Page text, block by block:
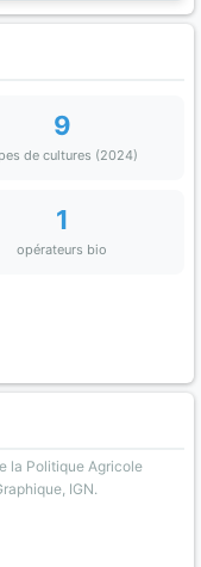
9
de cultures (2024)
1
opérateurs bio
la Politique Agricole
IGN.